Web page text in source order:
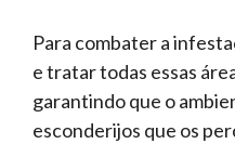
Para combater a
e tratar todas essas
garantindo que o
esconderijos que os